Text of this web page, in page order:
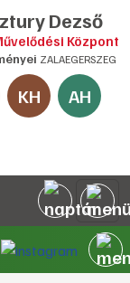
Dezső
Központ
ZALAEGERSZEG
KH
AH